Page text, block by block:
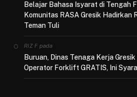
Belajar Bahasa Isyarat di Tengah
Komunitas RASA Gresik Hadirkan
Teman Tuli
RIZ Fpada
Buruan, Dinas Tenaga Kerja
Operator Forklift GRATIS, Ini